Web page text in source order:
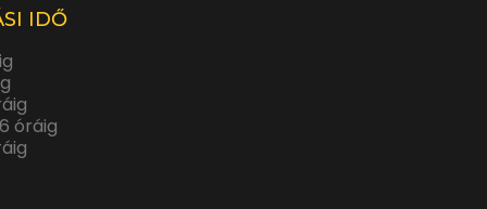
IDŐ
óráig